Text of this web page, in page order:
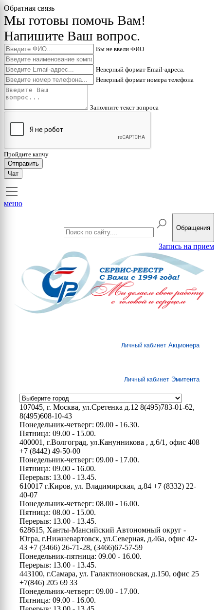
Обратная связь
Мы готовы помочь Вам!
Напишите Ваш вопрос.
Вы не ввели ФИО
Неверный формат Email-адреса.
Неверный формат номера телефона
Заполните текст вопроса
Пройдите капчу
Отправить
Чат
меню
Обращения
Запись на прием
Личный кабинет Акционера
Личный кабинет Эмитента
107045, г. Москва, ул.Сретенка д.12 8(495)783-01-62,
8(495)608-10-43
Понедельник-четверг: 09.00 - 16.30.
Пятница: 09.00 - 15.00.
400001, г.Волгоград, ул.Канунникова , д.6/1, офис 408
+7 (8442) 49-50-00
Понедельник-четверг: 09.00 - 17.00.
Пятница: 09.00 - 16.00.
Перерыв: 13.00 - 13.45.
610017 г.Киров, ул. Владимирская, д.84 +7 (8332) 22-
40-07
Понедельник-четверг: 08.00 - 16.00.
Пятница: 08.00 - 15.00.
Перерыв: 13.00 - 13.45.
628615, Ханты-Мансийский Автономный округ -
Югра, г.Нижневартовск, ул.Северная, д.46а, офис 42-
43 +7 (3466) 26-71-28, (3466)67-57-59
Понедельник-пятница: 09.00 - 16.00.
Перерыв: 13.00 - 13.45.
443100, г.Самара, ул. Галактионовская, д.150, офис 25
+7(846) 205 69 33
Понедельник-четверг: 09.00 - 17.00.
Пятница: 09.00 - 16.00.